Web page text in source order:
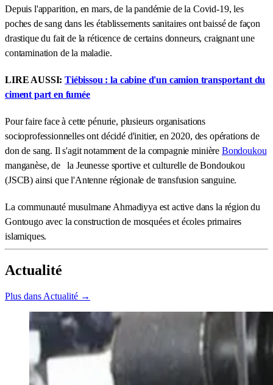
Depuis l'apparition, en mars, de la pandémie de la Covid-19, les
poches de sang dans les établissements sanitaires ont baissé de façon
drastique du fait de la réticence de certains donneurs, craignant une
contamination de la maladie.
LIRE AUSSI:Tiébissou : la cabine d'un camion transportant du
ciment part en fumée
Pour faire face à cette pénurie, plusieurs organisations
socioprofessionnelles ont décidé d'initier, en 2020, des opérations de
don de sang. Il s'agit notamment de la compagnie minière Bondoukou
manganèse, de la Jeunesse sportive et culturelle de Bondoukou
(JSCB) ainsi que l'Antenne régionale de transfusion sanguine.
La communauté musulmane Ahmadiyya est active dans la région du
Gontougo avec la construction de mosquées et écoles primaires
islamiques.
Actualité
Plus dans Actualité →